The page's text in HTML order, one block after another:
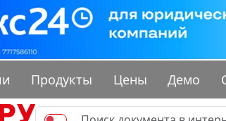
Продукты Цены Демо